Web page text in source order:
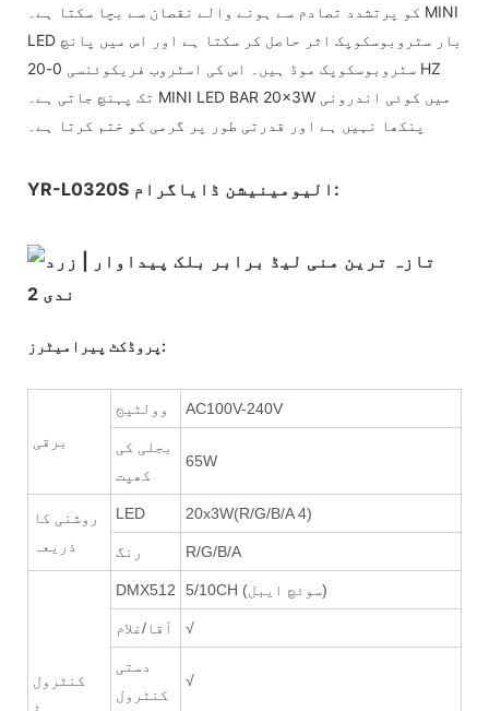
کو پرتشدد تصادم سے ہونے والے نقصان سے بچا سکتا ہے۔ MINI
LED بار سٹروبوسکوپک اثر حاصل کر سکتا ہے اور اس میں پانچ
سٹروبوسکوپک موڈ ہیں۔ اس کی اسٹروب فریکوئنسی 0-20 HZ
تک پہنچ جاتی ہے۔ MINI LED BAR 20x3W میں کوئی اندرونی
پنکھا نہیں ہے اور قدرتی طور پر گرمی کو ختم کرتا ہے۔
YR-L0320S الیومینیشن ڈایاگرام:
پروڈکٹ پیرامیٹرز:
برقی
وولٹیج AC100V-240V
بجلی کی
کھپت
65W
روشنی کا
ذریعہ
LED 20x3W(R/G/B/A 4)
رنگ R/G/B/A
کنٹرول
DMX512 5/10CH (سوئچ ایبل)
آقا/غلام √
دستی
کنٹرول
√